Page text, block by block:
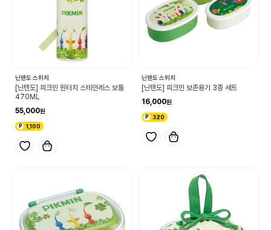
닌텐도 스위치
[닌텐도] 피크민 원터치 스테인레스 보틀
470ML
55,000
1,100
닌텐도 스위치
[닌텐도] 피크민 보존용기 3종 세트
16,000
320